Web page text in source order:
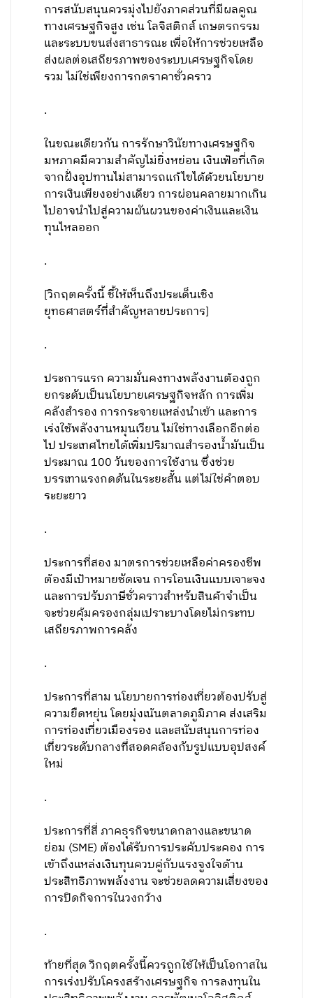
การสนับสนุนควรมุ่งไปยังภาคส่วนที่มีผลคูณ
ทางเศรษฐกิจสูง เช่น โลจิสติกส์ เกษตรกรรม
และระบบขนส่งสาธารณะ เพื่อให้การช่วยเหลือ
ส่งผลต่อเสถียรภาพของระบบเศรษฐกิจโดย
รวม ไม่ใช่เพียงการกดราคาชั่วคราว
.
ในขณะเดียวกัน การรักษาวินัยทางเศรษฐกิจ
มหภาคมีความสำคัญไม่ยิ่งหย่อน เงินเฟ้อที่เกิด
จากฝั่งอุปทานไม่สามารถแก้ไขได้ด้วยนโยบาย
การเงินเพียงอย่างเดียว การผ่อนคลายมากเกิน
ไปอาจนำไปสู่ความผันผวนของค่าเงินและเงิน
ทุนไหลออก
.
[วิกฤตครั้งนี้ ชี้ให้เห็นถึงประเด็นเชิง
ยุทธศาสตร์ที่สำคัญหลายประการ]
.
ประการแรก ความมั่นคงทางพลังงานต้องถูก
ยกระดับเป็นนโยบายเศรษฐกิจหลัก การเพิ่ม
คลังสำรอง การกระจายแหล่งนำเข้า และการ
เร่งใช้พลังงานหมุนเวียน ไม่ใช่ทางเลือกอีกต่อ
ไป ประเทศไทยได้เพิ่มปริมาณสำรองน้ำมันเป็น
ประมาณ 100 วันของการใช้งาน ซึ่งช่วย
บรรเทาแรงกดดันในระยะสั้น แต่ไม่ใช่คำตอบ
ระยะยาว
.
ประการที่สอง มาตรการช่วยเหลือค่าครองชีพ
ต้องมีเป้าหมายชัดเจน การโอนเงินแบบเจาะจง
และการปรับภาษีชั่วคราวสำหรับสินค้าจำเป็น
จะช่วยคุ้มครองกลุ่มเปราะบางโดยไม่กระทบ
เสถียรภาพการคลัง
.
ประการที่สาม นโยบายการท่องเที่ยวต้องปรับสู่
ความยืดหยุ่น โดยมุ่งเน้นตลาดภูมิภาค ส่งเสริม
การท่องเที่ยวเมืองรอง และสนับสนุนการท่อง
เที่ยวระดับกลางที่สอดคล้องกับรูปแบบอุปสงค์
ใหม่
.
ประการที่สี่ ภาคธุรกิจขนาดกลางและขนาด
ย่อม (SME) ต้องได้รับการประคับประคอง การ
เข้าถึงแหล่งเงินทุนควบคู่กับแรงจูงใจด้าน
ประสิทธิภาพพลังงาน จะช่วยลดความเสี่ยงของ
การปิดกิจการในวงกว้าง
.
ท้ายที่สุด วิกฤตครั้งนี้ควรถูกใช้ให้เป็นโอกาสใน
การเร่งปรับโครงสร้างเศรษฐกิจ การลงทุนใน